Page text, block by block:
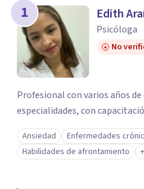
1 Edith
Psicóloga
No
Profesional con varios años
especialidades, con
Ansiedad
Enfermedades
Habilidades de afrontamiento